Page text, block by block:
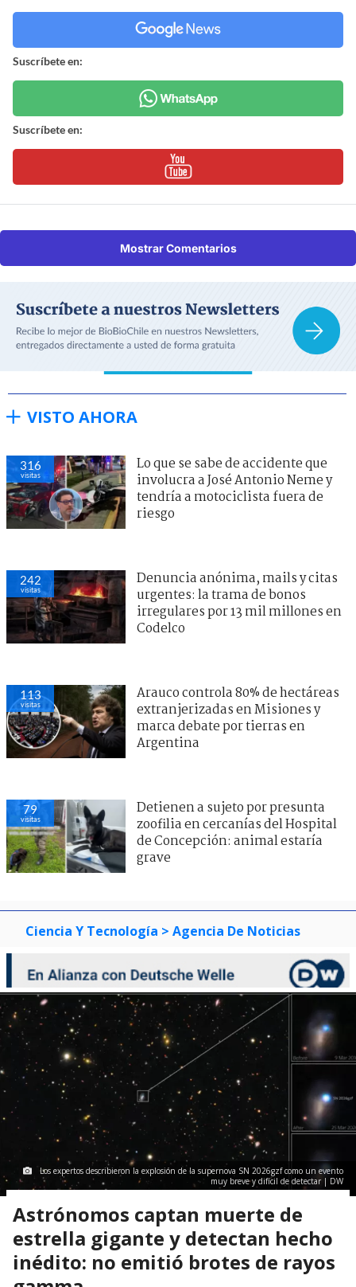
Suscríbete en:
Suscríbete en:
Mostrar Comentarios
VISTO AHORA
316
visitas
Lo que se sabe de accidente que
involucra a José Antonio Neme y
tendría a motociclista fuera de
riesgo
242
visitas
Denuncia anónima, mails y citas
urgentes: la trama de bonos
irregulares por 13 mil millones en
Codelco
113
visitas
Arauco controla 80% de hectáreas
extranjerizadas en Misiones y
marca debate por tierras en
Argentina
79
visitas
Detienen a sujeto por presunta
zoofilia en cercanías del Hospital
de Concepción: animal estaría
grave
Ciencia Y Tecnología > Agencia De Noticias
Los expertos describieron la explosión de la supernova SN 2026gzf como un evento
muy breve y difícil de detectar | DW
Astrónomos captan muerte de
estrella gigante y detectan hecho
inédito: no emitió brotes de rayos